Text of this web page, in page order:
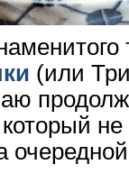
(или
который